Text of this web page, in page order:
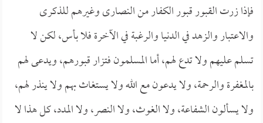
فإذا زرت القبور قبور الكفار من النصارى وغيرهم للذكرى
والاعتبار والزهد في الدنيا والرغبة في الآخرة فلا بأس، لكن لا
تسلم عليهم ولا تدع لهم، أما المسلمون فتزار قبورهم، ويدعى لهم
بالمغفرة والرحمة، ولا يدعون مع الله ولا يستغاث بهم ولا ينذر لهم،
ولا يسألون الشفاعة، ولا الغوث، ولا النصر، ولا المدد، كل هذا لا